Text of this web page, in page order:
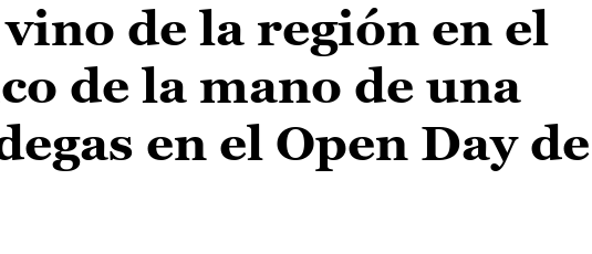
de la región en el
de la mano de una
en el Open Day de